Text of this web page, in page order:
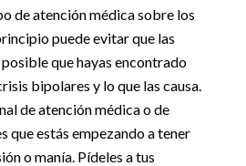
de atención médica sobre los
puede evitar que las
que hayas encontrado
bipolares y lo que las causa.
de atención médica o de
que estás empezando a tener
o manía. Pídeles a tus